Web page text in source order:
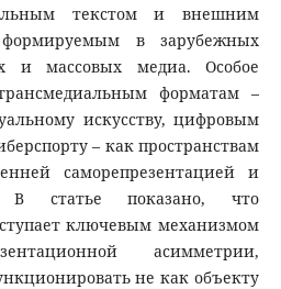
текстом и внешним
формируемым в зарубежных
и массовых медиа. Особое
форматам –
искусству, цифровым
– как пространствам
саморепрезентацией и
В статье показано, что
ключевым механизмом
асимметрии,
не как объекту